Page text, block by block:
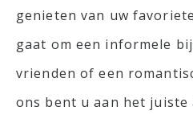
genieten van uw
gaat om een informele
vrienden of een
ons bent u aan het juiste